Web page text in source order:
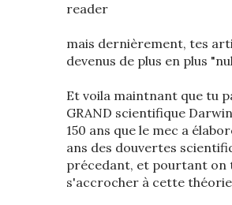
reader
mais dernièrement, tes
devenus de plus en plus
Et voila maintnant que tu
GRAND scientifique
150 ans que le mec a
ans des douvertes
précedant, et pourtant on
s'accrocher à cette